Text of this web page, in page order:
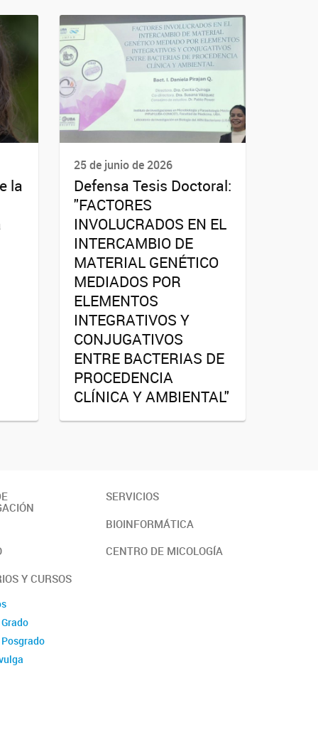
la
25 de junio de 2026
Defensa Tesis Doctoral:
"FACTORES
INVOLUCRADOS EN EL
INTERCAMBIO DE
MATERIAL GENÉTICO
MEDIADOS POR
ELEMENTOS
INTEGRATIVOS Y
CONJUGATIVOS
ENTRE BACTERIAS DE
PROCEDENCIA
CLÍNICA Y AMBIENTAL"
SERVICIOS
BIOINFORMÁTICA
CENTRO DE MICOLOGÍA
Y CURSOS